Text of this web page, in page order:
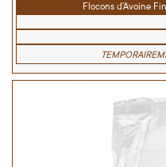
Flocons d'Avoine